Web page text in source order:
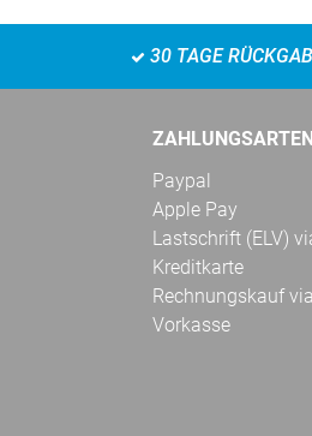
30 TAGE
Paypal
Apple Pay
Lastschrift (ELV)
Kreditkarte
Rechnungskauf
Vorkasse